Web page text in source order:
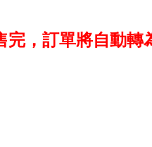
，訂單將自動轉